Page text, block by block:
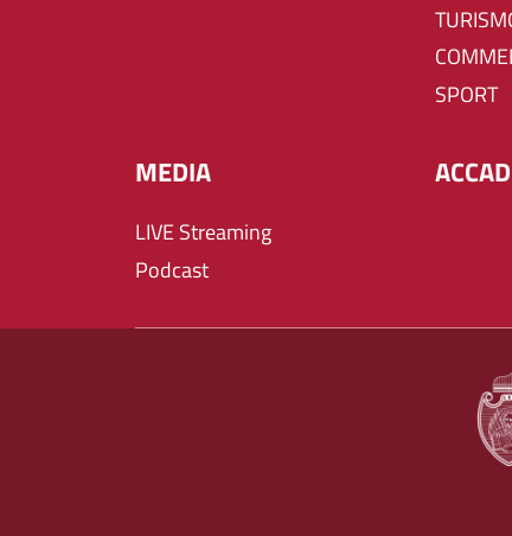
SPORT
MEDIA
LIVE Streaming
Podcast